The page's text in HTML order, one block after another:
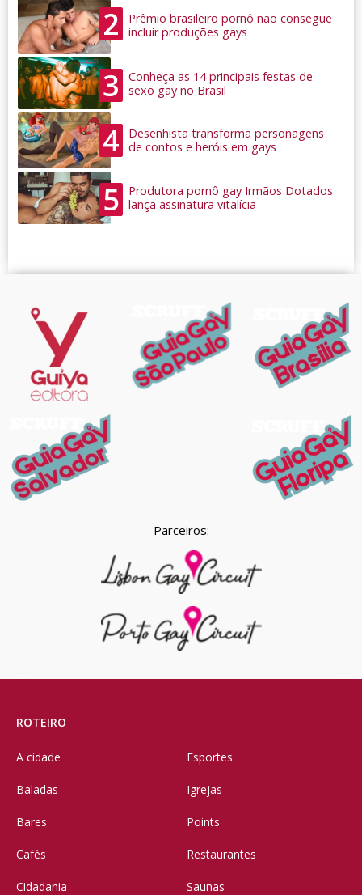
2
Prêmio brasileiro pornô não consegue
incluir produções gays
3
Conheça as 14 principais festas de
sexo gay no Brasil
4
Desenhista transforma personagens
de contos e heróis em gays
5
Produtora pornô gay Irmãos Dotados
lança assinatura vitalícia
Parceiros:
ROTEIRO
A cidade
Baladas
Bares
Cafés
Cidadania
Esportes
Igrejas
Points
Restaurantes
Saunas